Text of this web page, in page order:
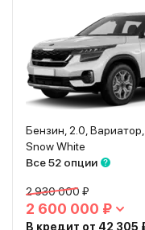
Бензин, 2.0,
Snow White
Все 52 опции
2 930 000 ₽
2 600 000 ₽
В кредит от 42 305